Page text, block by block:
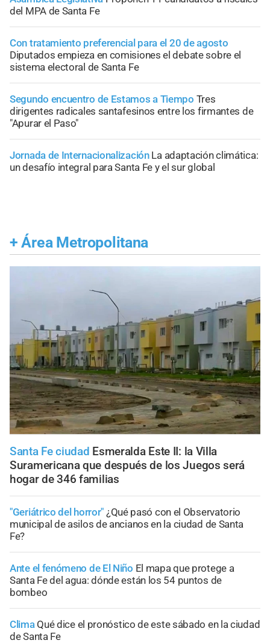
del MPA de Santa Fe
Con tratamiento preferencial para el 20 de agosto
Diputados empieza en comisiones el debate sobre el
sistema electoral de Santa Fe
Segundo encuentro de Estamos a Tiempo Tres
dirigentes radicales santafesinos entre los firmantes de
"Apurar el Paso"
Jornada de Internacionalización La adaptación climática:
un desafío integral para Santa Fe y el sur global
+ Área Metropolitana
Santa Fe ciudad Esmeralda Este II: la Villa
Suramericana que después de los Juegos será
hogar de 346 familias
"Geriátrico del horror" ¿Qué pasó con el Observatorio
municipal de asilos de ancianos en la ciudad de Santa
Fe?
Ante el fenómeno de El Niño El mapa que protege a
Santa Fe del agua: dónde están los 54 puntos de
bombeo
Clima Qué dice el pronóstico de este sábado en la ciudad
de Santa Fe